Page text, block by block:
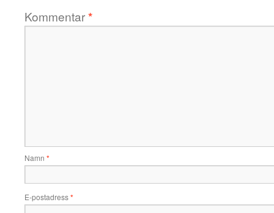
Kommentar*
Namn *
E-postadress*